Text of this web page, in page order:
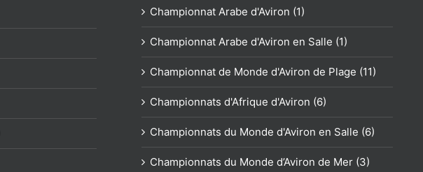
Championnat Arabe d'Aviron (1)
Championnat Arabe d'Aviron en Salle (1)
Championnat de Monde d'Aviron de Plage (11)
Championnats d'Afrique d'Aviron (6)
Championnats du Monde d'Aviron en Salle (6)
Championnats du Monde d’Aviron de Mer (3)